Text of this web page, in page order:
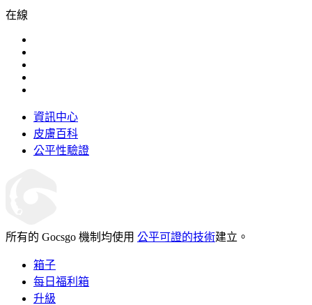
在線
資訊中心
皮膚百科
公平性驗證
所有的 Gocsgo 機制均使用 公平可證的技術建立。
箱子
每日福利箱
升級